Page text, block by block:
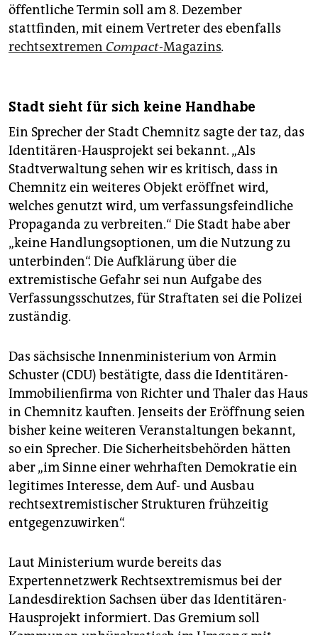
öffentliche Termin soll am 8. Dezember
stattfinden, mit einem Vertreter des ebenfalls
rechtsextremen Compact-Magazins.
Stadt sieht für sich keine Handhabe
Ein Sprecher der Stadt Chemnitz sagte der taz, das
Identitären-Hausprojekt sei bekannt. „Als
Stadtverwaltung sehen wir es kritisch, dass in
Chemnitz ein weiteres Objekt eröffnet wird,
welches genutzt wird, um verfassungsfeindliche
Propaganda zu verbreiten.“ Die Stadt habe aber
„keine Handlungsoptionen, um die Nutzung zu
unterbinden“. Die Aufklärung über die
extremistische Gefahr sei nun Aufgabe des
Verfassungsschutzes, für Straftaten sei die Polizei
zuständig.
Das sächsische Innenministerium von Armin
Schuster (CDU) bestätigte, dass die Identitären-
Immobilienfirma von Richter und Thaler das Haus
in Chemnitz kauften. Jenseits der Eröffnung seien
bisher keine weiteren Veranstaltungen bekannt,
so ein Sprecher. Die Sicherheitsbehörden hätten
aber „im Sinne einer wehrhaften Demokratie ein
legitimes Interesse, dem Auf- und Ausbau
rechtsextremistischer Strukturen frühzeitig
entgegenzuwirken“.
Laut Ministerium wurde bereits das
Expertennetzwerk Rechtsextremismus bei der
Landesdirektion Sachsen über das Identitären-
Hausprojekt informiert. Das Gremium soll